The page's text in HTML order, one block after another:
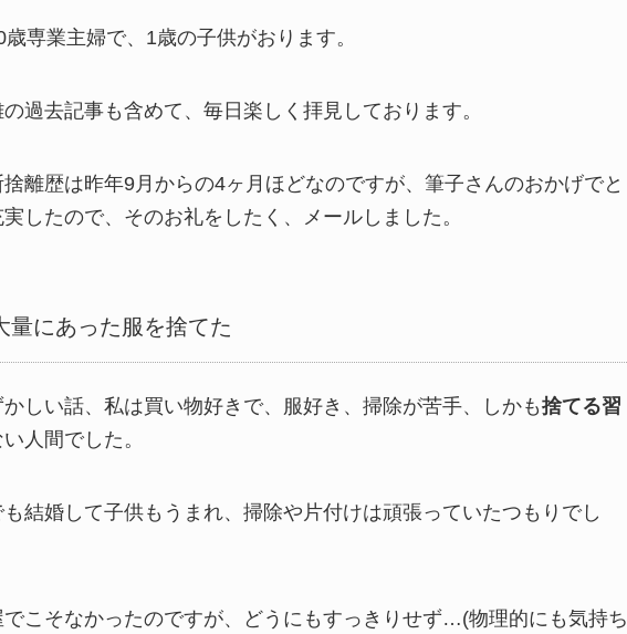
歳専業主婦で、1歳の子供がおります。
の過去記事も含めて、毎日楽しく拝見しております。
離歴は昨年9月からの4ヶ月ほどなのですが、筆子さんのおかげでと
したので、そのお礼をしたく、メールしました。
量にあった服を捨てた
かしい話、私は買い物好きで、服好き、掃除が苦手、しかも捨てる習
人間でした。
も結婚して子供もうまれ、掃除や片付けは頑張っていたつもりでし
でこそなかったのですが、どうにもすっきりせず…(物理的にも気持ち